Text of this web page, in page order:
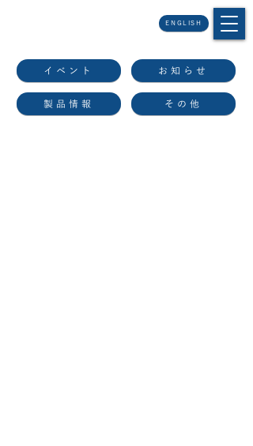
ENGLISH
イベント お知らせ
製品情報 その他